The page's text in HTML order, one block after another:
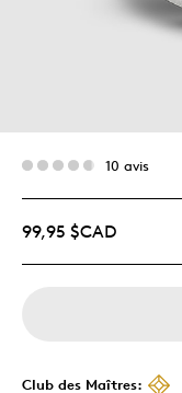
10 avis
99,95 $CAD
Club des Maîtres: